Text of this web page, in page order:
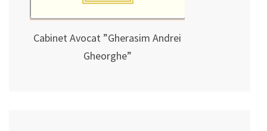
Cabinet Avocat ”Gherasim Andrei
Gheorghe”